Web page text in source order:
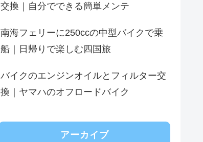
交換｜自分でできる簡単メンテ
南海フェリーに250ccの中型バイクで乗
船｜日帰りで楽しむ四国旅
バイクのエンジンオイルとフィルター交
換｜ヤマハのオフロードバイク
アーカイブ